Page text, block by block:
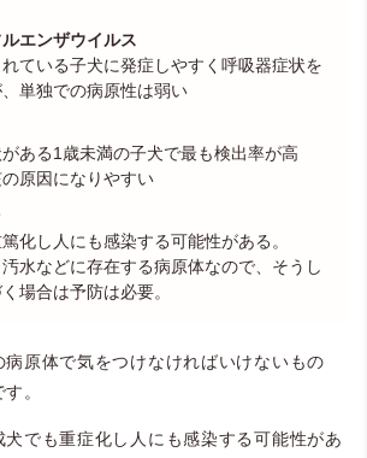
エンザウイルス
ている子犬に発症しやすく呼吸器症状を
単独での病原性は弱い
ある1歳未満の子犬で最も検出率が高
原因になりやすい
化し人にも感染する可能性がある。
水などに存在する病原体なので、そうし
場合は予防は必要。
病原体で気をつけなければいけないもの
。
犬でも重症化し人にも感染する可能性があ